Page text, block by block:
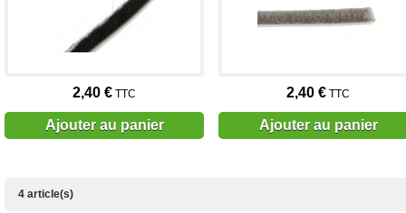
2,40 € TTC
Ajouter au panier
2,40 € TTC
Ajouter au panier
4 article(s)